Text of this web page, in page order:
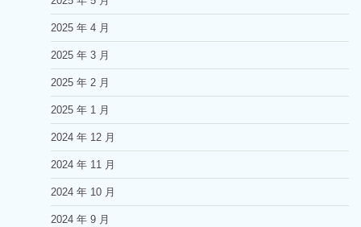
2025 年 4 月
2025 年 3 月
2025 年 2 月
2025 年 1 月
2024 年 12 月
2024 年 11 月
2024 年 10 月
2024 年 9 月